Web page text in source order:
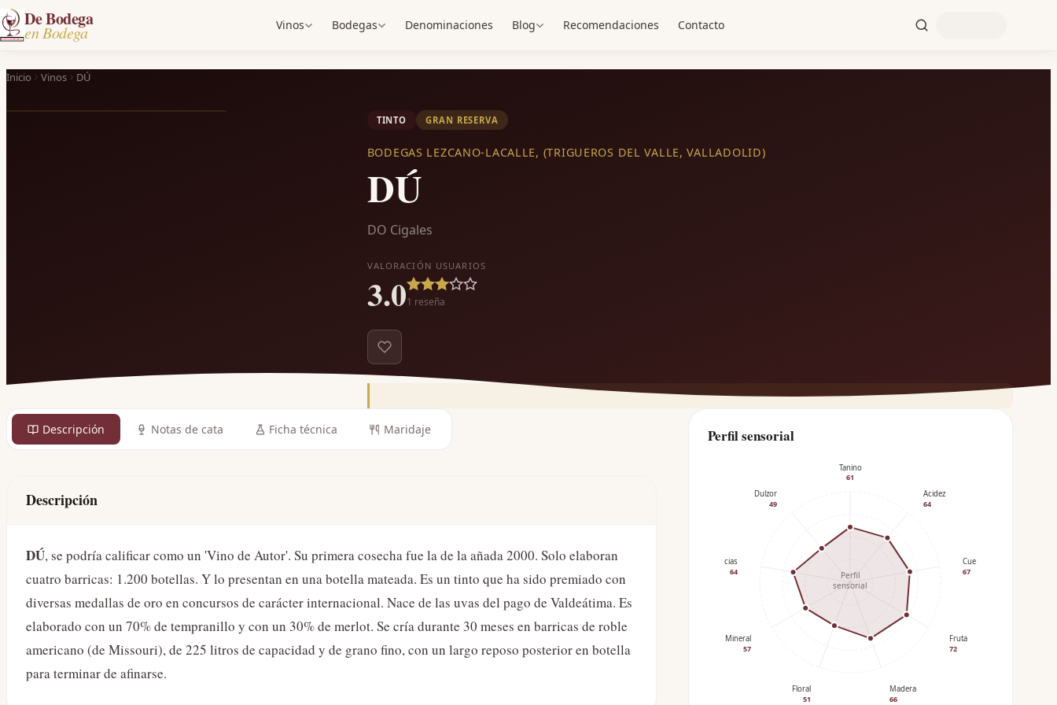
De Bodega
en Bodega Vinos Bodegas Denominaciones Blog Recomendaciones Contacto
Inicio Vinos DÚ
TINTO GRAN RESERVA
BODEGAS LEZCANO-LACALLE, (TRIGUEROS DEL VALLE, VALLADOLID)
DÚ
DO Cigales
VALORACIÓN USUARIOS
3.01 reseña
Descripción Notas de cata Ficha técnica Maridaje
Descripción
DÚ, se podría calificar como un 'Vino de Autor'. Su primera cosecha fue la de la añada 2000. Solo elaboran
cuatro barricas: 1.200 botellas. Y lo presentan en una botella mateada. Es un tinto que ha sido premiado con
diversas medallas de oro en concursos de carácter internacional. Nace de las uvas del pago de Valdeátima. Es
elaborado con un 70% de tempranillo y con un 30% de merlot. Se cría durante 30 meses en barricas de roble
americano (de Missouri), de 225 litros de capacidad y de grano fino, con un largo reposo posterior en botella
para terminar de afinarse.
Perfil sensorial
Tanino
61
Acidez
64
Cuerpo
67
Fruta
72
Madera
66
Floral
51
Mineral
57
Especias
64
Dulzor
49
Perfil
sensorial